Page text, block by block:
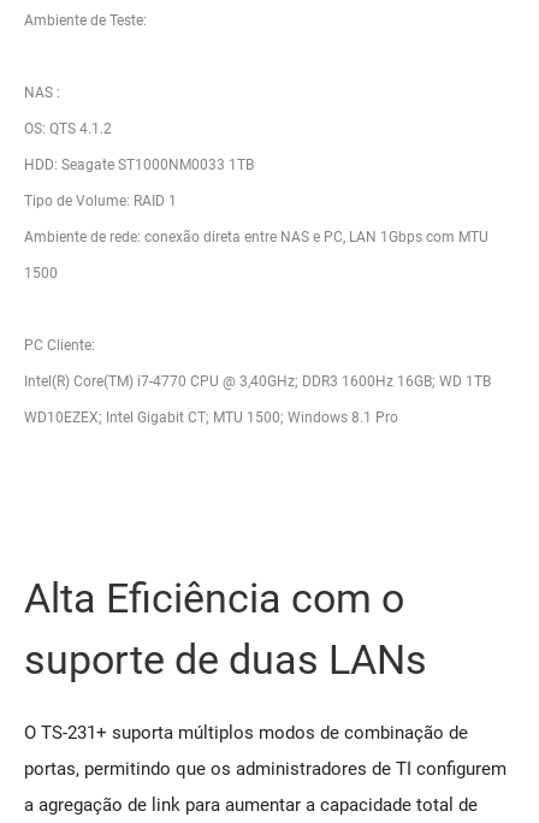
Ambiente de Teste:
NAS :
OS: QTS 4.1.2
HDD: Seagate ST1000NM0033 1TB
Tipo de Volume: RAID 1
Ambiente de rede: conexão direta entre NAS e PC, LAN 1Gbps com MTU
1500
PC Cliente:
Intel(R) Core(TM) i7-4770 CPU @ 3,40GHz; DDR3 1600Hz 16GB; WD 1TB
WD10EZEX; Intel Gigabit CT; MTU 1500; Windows 8.1 Pro
Alta Eficiência com o
suporte de duas LANs
O TS-231+ suporta múltiplos modos de combinação de
portas, permitindo que os administradores de TI configurem
a agregação de link para aumentar a capacidade total de